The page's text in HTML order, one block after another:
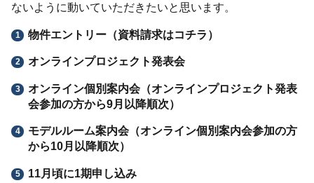
ないように動いていただきたいと思います。
物件エントリー（資料請求はコチラ）
オンラインプロジェクト発表会
オンライン個別案内会（オンラインプロジェクト発表
会参加の方から9月以降順次）
モデルルーム案内会（オンライン個別案内会参加の方
から10月以降順次）
11月頃に1期申し込み